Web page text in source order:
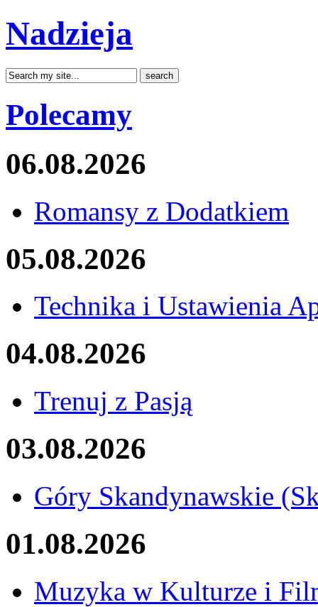
Nadzieja
Polecamy
06.08.2026
Romansy z Dodatkiem
05.08.2026
Technika i Ustawienia
04.08.2026
Trenuj z Pasją
03.08.2026
Góry Skandynawskie
01.08.2026
Muzyka w Kulturze i